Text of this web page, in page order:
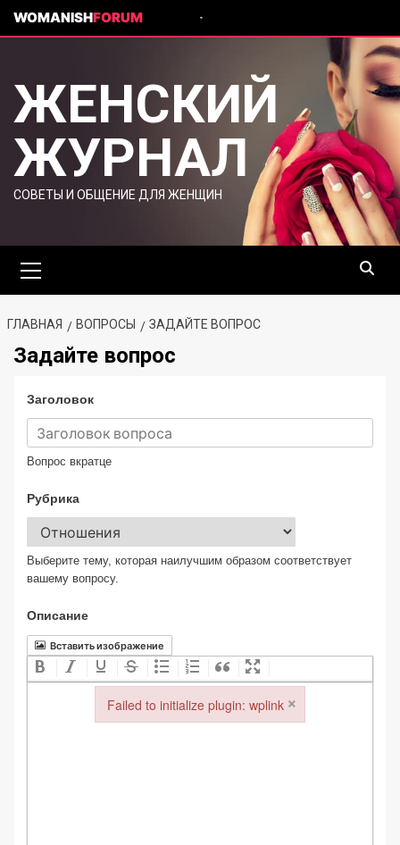
WOMANISHFORUM
ЖЕНСКИЙ
ЖУРНАЛ
СОВЕТЫ И ОБЩЕНИЕ ДЛЯ ЖЕНЩИН
ГЛАВНАЯ ВОПРОСЫ ЗАДАЙТЕ ВОПРОС
Задайте вопрос
Заголовок
Вопрос вкратце
Рубрика
Выберите тему, которая наилучшим образом соответствует
вашему вопросу.
Описание
Вставить изображение
Failed to initialize plugin: wplink ×
Failed to initialize plugin: wplink